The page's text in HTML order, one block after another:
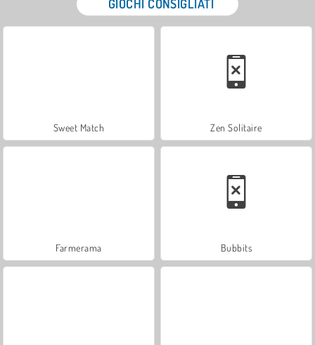
GIOCHI CONSIGLIATI
Sweet Match Zen Solitaire
Farmerama Bubbits